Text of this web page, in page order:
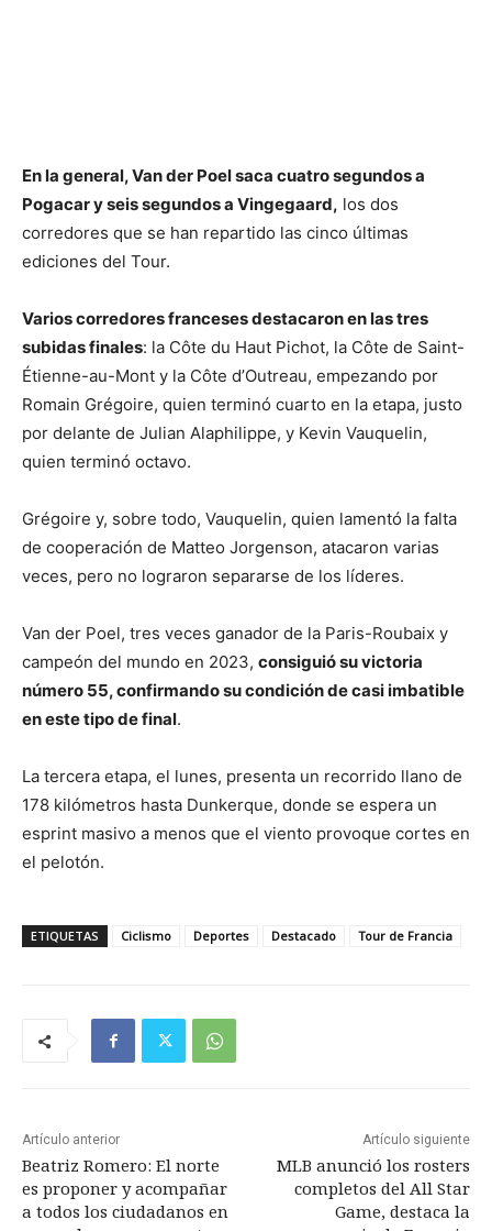
En la general, Van der Poel saca cuatro segundos a
Pogacar y seis segundos a Vingegaard, los dos
corredores que se han repartido las cinco últimas
ediciones del Tour.
Varios corredores franceses destacaron en las tres
subidas finales: la Côte du Haut Pichot, la Côte de Saint-
Étienne-au-Mont y la Côte d’Outreau, empezando por
Romain Grégoire, quien terminó cuarto en la etapa, justo
por delante de Julian Alaphilippe, y Kevin Vauquelin,
quien terminó octavo.
Grégoire y, sobre todo, Vauquelin, quien lamentó la falta
de cooperación de Matteo Jorgenson, atacaron varias
veces, pero no lograron separarse de los líderes.
Van der Poel, tres veces ganador de la Paris-Roubaix y
campeón del mundo en 2023, consiguió su victoria
número 55, confirmando su condición de casi imbatible
en este tipo de final.
La tercera etapa, el lunes, presenta un recorrido llano de
178 kilómetros hasta Dunkerque, donde se espera un
esprint masivo a menos que el viento provoque cortes en
el pelotón.
ETIQUETAS Ciclismo Deportes Destacado Tour de Francia
Artículo anterior
Beatriz Romero: El norte
es proponer y acompañar
a todos los ciudadanos en
Artículo siguiente
MLB anunció los rosters
completos del All Star
Game, destaca la